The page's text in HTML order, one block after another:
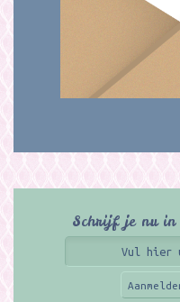
Schrijf je nu in